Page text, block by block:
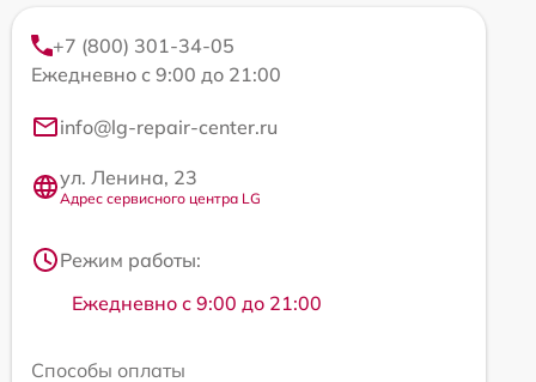
+7 (800) 301-34-05
Ежедневно с 9:00 до 21:00
info@lg-repair-center.ru
ул. Ленина, 23
Адрес сервисного центра LG
Режим работы:
Ежедневно с 9:00 до 21:00
Способы оплаты